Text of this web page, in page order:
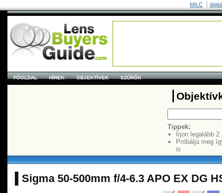
MILC
FŐOLDAL HÍREK OBJEKTÍVEK SZŰRŐK
Tippek:
Írjon legalább
Próbálja meg
is
Sigma 50-500mm f/4-6.3 APO EX DG